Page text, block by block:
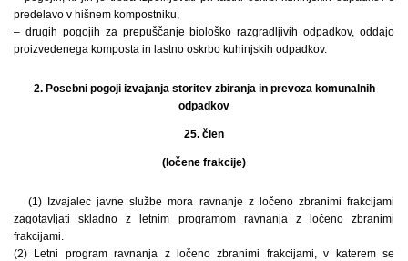
predelavo v hišnem kompostniku,
– drugih pogojih za prepuščanje biološko razgradljivih odpadkov, oddajo
proizvedenega komposta in lastno oskrbo kuhinjskih odpadkov.
2. Posebni pogoji izvajanja storitev zbiranja in prevoza komunalnih
odpadkov
25. člen
(ločene frakcije)
(1) Izvajalec javne službe mora ravnanje z ločeno zbranimi frakcijami
zagotavljati skladno z letnim programom ravnanja z ločeno zbranimi
frakcijami.
(2) Letni program ravnanja z ločeno zbranimi frakcijami, v katerem se